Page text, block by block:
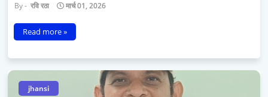
रवि रठा मार्च 01, 2026
Read more »
jhansi